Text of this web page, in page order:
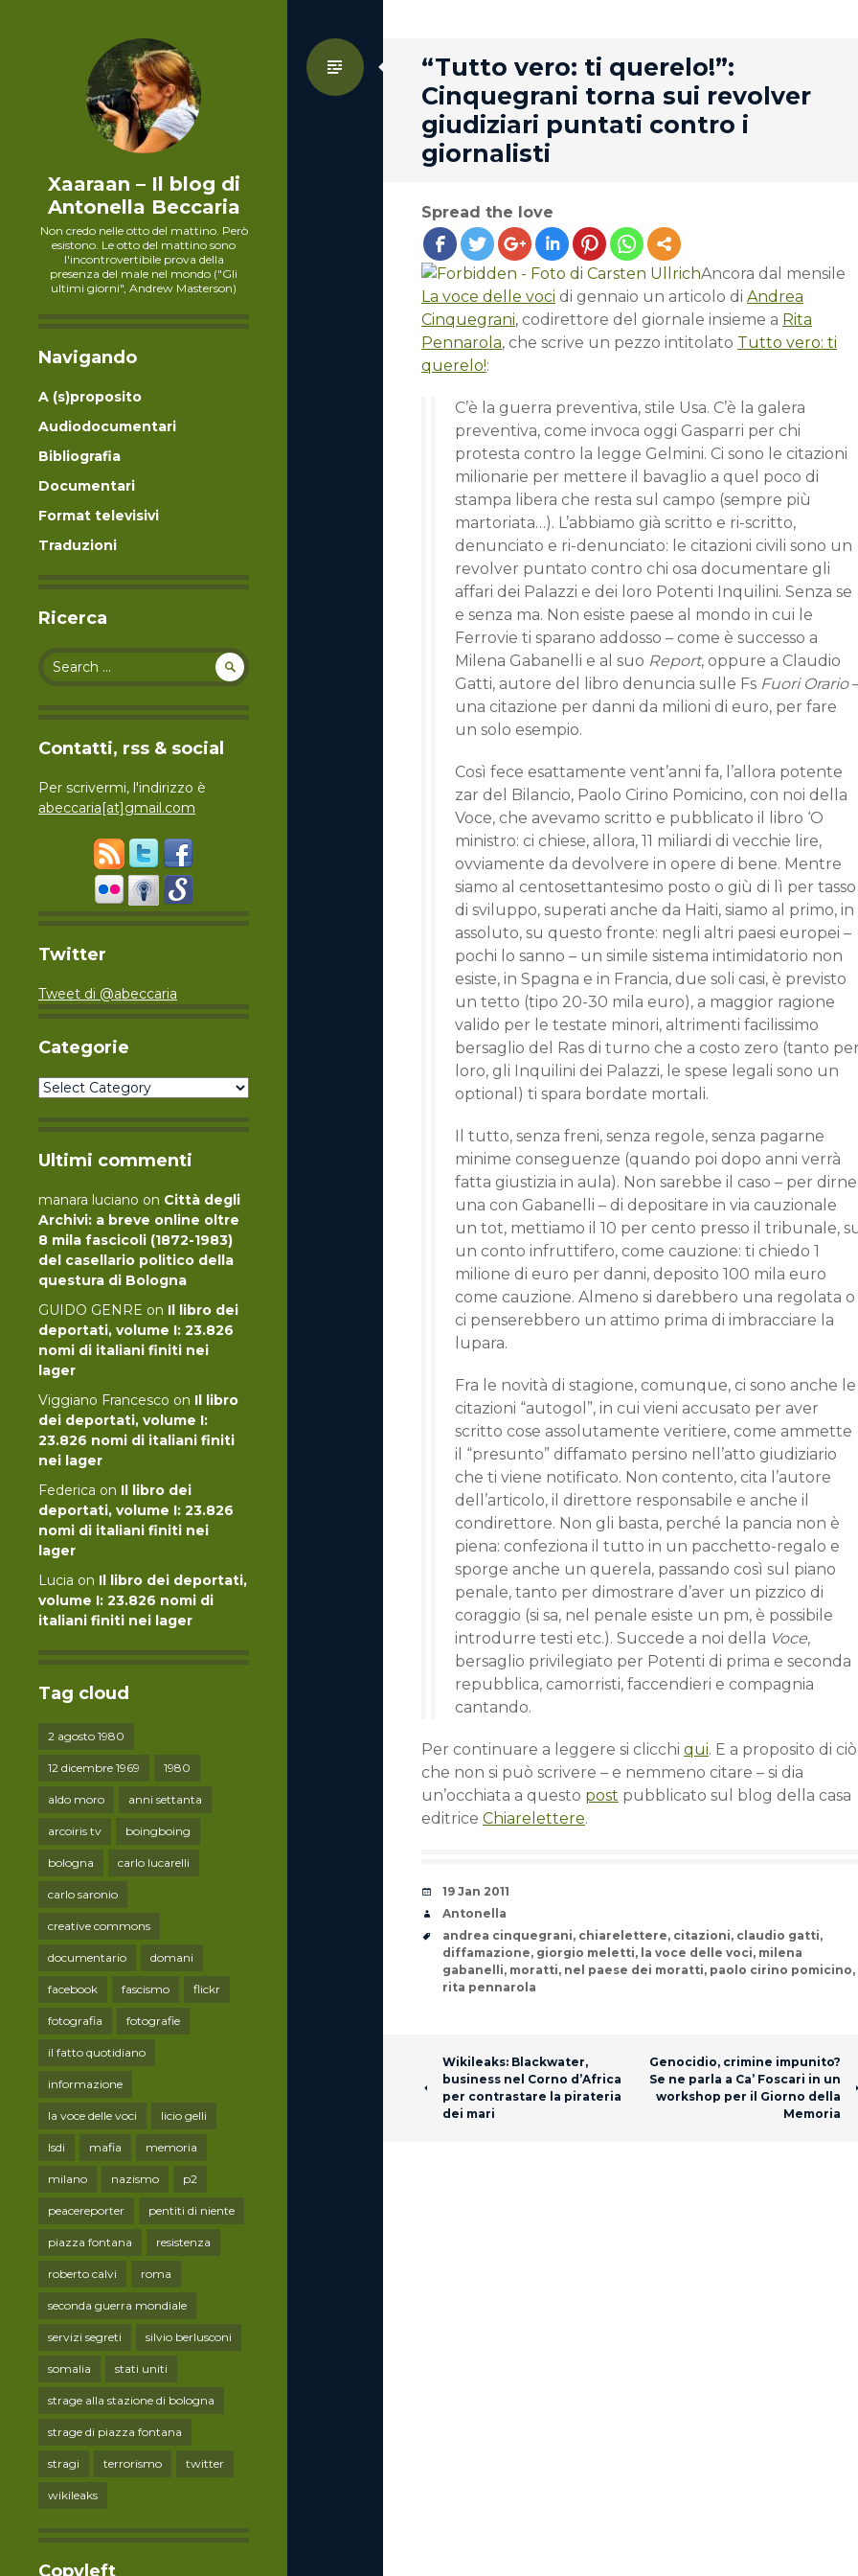
Xaaraan – Il blog di
Antonella Beccaria
Non credo nelle otto del mattino. Però
esistono. Le otto del mattino sono
l'incontrovertibile prova della
presenza del male nel mondo ("Gli
ultimi giorni", Andrew Masterson)
Navigando
A (s)proposito
Audiodocumentari
Bibliografia
Documentari
Format televisivi
Traduzioni
Ricerca
Search for:
Contatti, rss & social
Per scrivermi, l'indirizzo è
abeccaria[at]gmail.com
Twitter
Tweet di @abeccaria
Categorie
Categorie
Ultimi commenti
manara luciano on Città degli
Archivi: a breve online oltre
8 mila fascicoli (1872-1983)
del casellario politico della
questura di Bologna
GUIDO GENRE on Il libro dei
deportati, volume I: 23.826
nomi di italiani finiti nei
lager
Viggiano Francesco on Il libro
dei deportati, volume I:
23.826 nomi di italiani finiti
nei lager
Federica on Il libro dei
deportati, volume I: 23.826
nomi di italiani finiti nei
lager
Lucia on Il libro dei deportati,
volume I: 23.826 nomi di
italiani finiti nei lager
Tag cloud
2 agosto 1980
12 dicembre 1969 1980
aldo moro anni settanta
arcoiris tv boingboing
bologna carlo lucarelli
carlo saronio
creative commons
documentario domani
facebook fascismo flickr
fotografia fotografie
il fatto quotidiano
informazione
la voce delle voci licio gelli
lsdi mafia memoria
milano nazismo p2
peacereporter pentiti di niente
piazza fontana resistenza
roberto calvi roma
seconda guerra mondiale
servizi segreti silvio berlusconi
somalia stati uniti
strage alla stazione di bologna
strage di piazza fontana
stragi terrorismo twitter
wikileaks
Copyleft
“Tutto vero: ti querelo!”:
Cinquegrani torna sui revolver
giudiziari puntati contro i
giornalisti
Standard
Spread the love
Ancora dal mensile
La voce delle voci di gennaio un articolo di Andrea
Cinquegrani, codirettore del giornale insieme a Rita
Pennarola, che scrive un pezzo intitolato Tutto vero: ti
querelo!:
C’è la guerra preventiva, stile Usa. C’è la galera
preventiva, come invoca oggi Gasparri per chi
protesta contro la legge Gelmini. Ci sono le citazioni
milionarie per mettere il bavaglio a quel poco di
stampa libera che resta sul campo (sempre più
martoriata…). L’abbiamo già scritto e ri-scritto,
denunciato e ri-denunciato: le citazioni civili sono un
revolver puntato contro chi osa documentare gli
affari dei Palazzi e dei loro Potenti Inquilini. Senza se
e senza ma. Non esiste paese al mondo in cui le
Ferrovie ti sparano addosso – come è successo a
Milena Gabanelli e al suo Report, oppure a Claudio
Gatti, autore del libro denuncia sulle Fs Fuori Orario
una citazione per danni da milioni di euro, per fare
un solo esempio.
Così fece esattamente vent’anni fa, l’allora potente
zar del Bilancio, Paolo Cirino Pomicino, con noi della
Voce, che avevamo scritto e pubblicato il libro ‘O
ministro: ci chiese, allora, 11 miliardi di vecchie lire,
ovviamente da devolvere in opere di bene. Mentre
siamo al centosettantesimo posto o giù di lì per tasso
di sviluppo, superati anche da Haiti, siamo al primo, in
assoluto, su questo fronte: negli altri paesi europei –
pochi lo sanno – un simile sistema intimidatorio non
esiste, in Spagna e in Francia, due soli casi, è previsto
un tetto (tipo 20-30 mila euro), a maggior ragione
valido per le testate minori, altrimenti facilissimo
bersaglio del Ras di turno che a costo zero (tanto
loro, gli Inquilini dei Palazzi, le spese legali sono un
optional) ti spara bordate mortali.
Il tutto, senza freni, senza regole, senza pagarne
minime conseguenze (quando poi dopo anni verrà
fatta giustizia in aula). Non sarebbe il caso – per dirne
una con Gabanelli – di depositare in via cauzionale
un tot, mettiamo il 10 per cento presso il tribunale,
un conto infruttifero, come cauzione: ti chiedo 1
milione di euro per danni, deposito 100 mila euro
come cauzione. Almeno si darebbero una regolata o
ci penserebbero un attimo prima di imbracciare la
lupara.
Fra le novità di stagione, comunque, ci sono anche le
citazioni “autogol”, in cui vieni accusato per aver
scritto cose assolutamente veritiere, come ammette
il “presunto” diffamato persino nell’atto giudiziario
che ti viene notificato. Non contento, cita l’autore
dell’articolo, il direttore responsabile e anche il
condirettore. Non gli basta, perché la pancia non è
piena: confeziona il tutto in un pacchetto-regalo e
sporge anche un querela, passando così sul piano
penale, tanto per dimostrare d’aver un pizzico di
coraggio (si sa, nel penale esiste un pm, è possibile
introdurre testi etc.). Succede a noi della Voce,
bersaglio privilegiato per Potenti di prima e seconda
repubblica, camorristi, faccendieri e compagnia
cantando.
Per continuare a leggere si clicchi qui. E a proposito di ciò
che non si può scrivere – e nemmeno citare – si dia
un’occhiata a questo post pubblicato sul blog della casa
editrice Chiarelettere.
Date
19 Jan 2011
Author
Antonella
Tags
andrea cinquegrani, chiarelettere, citazioni, claudio gatti,
diffamazione, giorgio meletti, la voce delle voci, milena
gabanelli, moratti, nel paese dei moratti, paolo cirino pomicino,
rita pennarola
Post navigation
Wikileaks: Blackwater,
business nel Corno d’Africa
per contrastare la pirateria
dei mari
Genocidio, crimine impunito?
Se ne parla a Ca’ Foscari in un
workshop per il Giorno della
Memoria